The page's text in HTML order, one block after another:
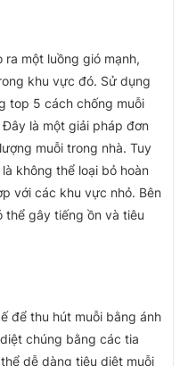
một luồng gió mạnh,
khu vực đó. Sử dụng
top 5 cách chống muỗi
là một giải pháp đơn
muỗi trong nhà. Tuy
không thể loại bỏ hoàn
với các khu vực nhỏ. Bên
thể gây tiếng ồn và tiêu
để thu hút muỗi bằng ánh
chúng bằng các tia
dễ dàng tiêu diệt muỗi